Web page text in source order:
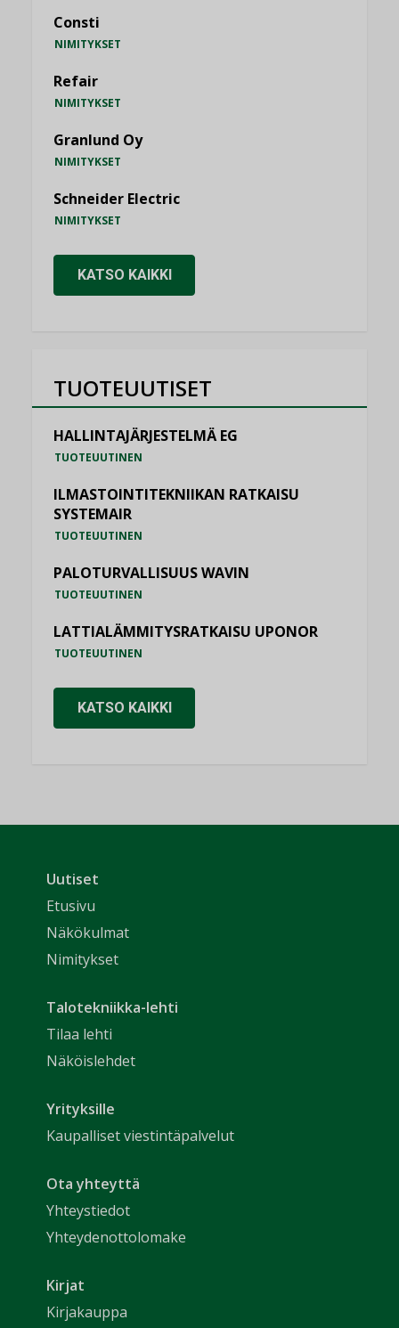
Consti
NIMITYKSET
Refair
NIMITYKSET
Granlund Oy
NIMITYKSET
Schneider Electric
NIMITYKSET
KATSO KAIKKI
TUOTEUUTISET
HALLINTAJÄRJESTELMÄ EG
TUOTEUUTINEN
ILMASTOINTITEKNIIKAN RATKAISU
SYSTEMAIR
TUOTEUUTINEN
PALOTURVALLISUUS WAVIN
TUOTEUUTINEN
LATTIALÄMMITYSRATKAISU UPONOR
TUOTEUUTINEN
KATSO KAIKKI
Uutiset
Etusivu
Näkökulmat
Nimitykset
Talotekniikka-lehti
Tilaa lehti
Näköislehdet
Yrityksille
Kaupalliset viestintäpalvelut
Ota yhteyttä
Yhteystiedot
Yhteydenottolomake
Kirjat
Kirjakauppa